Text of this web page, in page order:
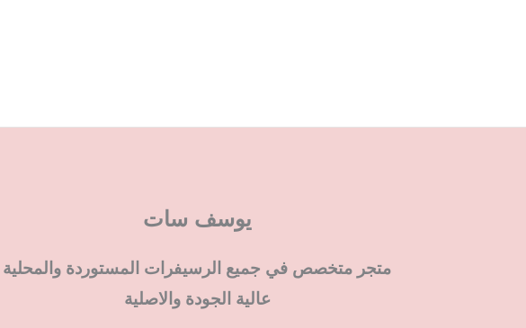
يوسف سات
متجر متخصص في جميع الرسيفرات المستوردة والمحلية
عالية الجودة والاصلية